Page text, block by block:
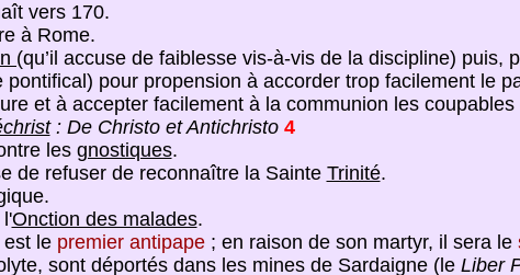
vers 170.
à Rome.
(qu’il accuse de faiblesse vis-à-vis de la discipline) puis,
pour propension à accorder trop facilement le
et à accepter facilement à la communion les coupables
: De Christo et Antichristo 4
les gnostiques.
de refuser de reconnaître la Sainte Trinité.
Onction des malades.
est le premier antipape; en raison de son martyr, il sera le
sont déportés dans les mines de Sardaigne (le Liber